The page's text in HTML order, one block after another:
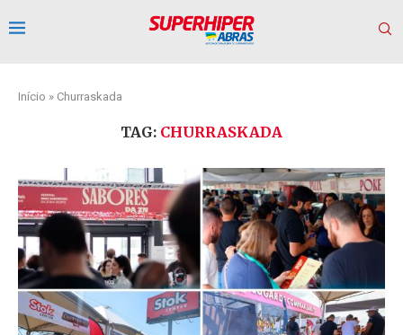
Início » Churraskada
TAG: CHURRASKADA